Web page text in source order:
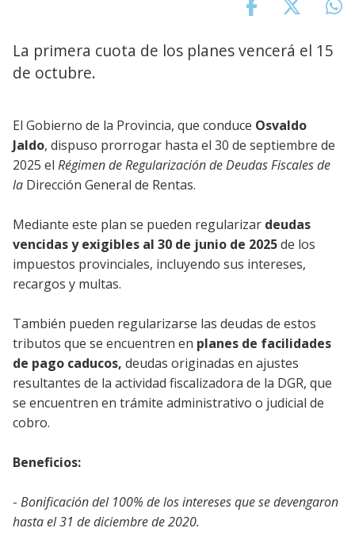
La primera cuota de los planes vencerá el 15
de octubre.
El Gobierno de la Provincia, que conduce Osvaldo
Jaldo, dispuso prorrogar hasta el 30 de septiembre de
2025 el Régimen de Regularización de Deudas Fiscales de
la Dirección General de Rentas.
Mediante este plan se pueden regularizar deudas
vencidas y exigibles al 30 de junio de 2025de los
impuestos provinciales, incluyendo sus intereses,
recargos y multas.
También pueden regularizarse las deudas de estos
tributos que se encuentren en planes de facilidades
de pago caducos, deudas originadas en ajustes
resultantes de la actividad fiscalizadora de la DGR, que
se encuentren en trámite administrativo o judicial de
cobro.
Beneficios:
- Bonificación del 100% de los intereses que se devengaron
hasta el 31 de diciembre de 2020.